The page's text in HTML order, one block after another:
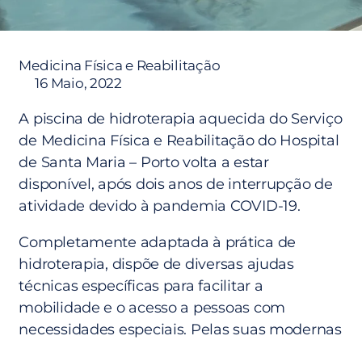
Medicina Física e Reabilitação
16 Maio, 2022
A piscina de hidroterapia aquecida do Serviço
de Medicina Física e Reabilitação do Hospital
de Santa Maria – Porto volta a estar
disponível, após dois anos de interrupção de
atividade devido à pandemia COVID-19.
Completamente adaptada à prática de
hidroterapia, dispõe de diversas ajudas
técnicas específicas para facilitar a
mobilidade e o acesso a pessoas com
necessidades especiais. Pelas suas modernas